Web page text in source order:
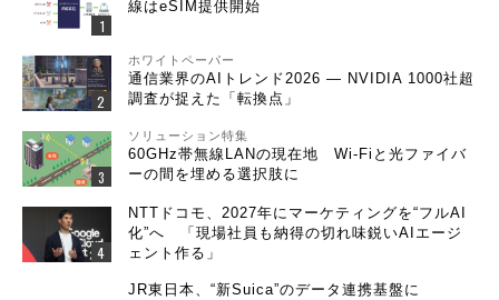
線はeSIM提供開始
ホワイトペーパー
通信業界のAIトレンド2026 ― NVIDIA 1000社超
調査が捉えた「転換点」
ソリューション特集
60GHz帯無線LANの現在地 Wi-Fiと光ファイバ
ーの間を埋める選択肢に
NTTドコモ、2027年にマーケティングを“フルAI
化”へ 「現場社員も納得の切れ味鋭いAIエージ
ェント作る」
JR東日本、“新Suica”のデータ連携基盤に